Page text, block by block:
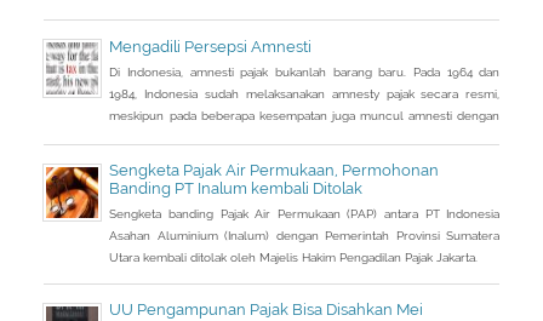
Mengadili Persepsi Amnesti
Di Indonesia, amnesti pajak bukanlah barang baru. Pada 1964 dan
1984, Indonesia sudah melaksanakan amnesty pajak secara resmi,
meskipun pada beberapa kesempatan juga muncul amnesti dengan
Sengketa Pajak Air Permukaan, Permohonan
Banding PT Inalum kembali Ditolak
Sengketa banding Pajak Air Permukaan (PAP) antara PT Indonesia
Asahan Aluminium (Inalum) dengan Pemerintah Provinsi Sumatera
Utara kembali ditolak oleh Majelis Hakim Pengadilan Pajak Jakarta.
UU Pengampunan Pajak Bisa Disahkan Mei